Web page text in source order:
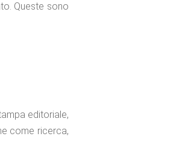
Queste sono
editoriale,
come ricerca,